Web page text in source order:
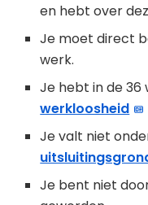
en hebt over
Je moet direct
werk.
Je hebt in de 36
werkloosheid
Je valt niet
Je bent niet